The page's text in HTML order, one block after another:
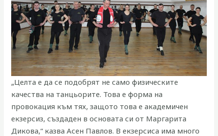
„Целта е да се подобрят не само физическите
качества на танцьорите. Това е форма на
провокация към тях, защото това е академичен
екзерсиз, създаден в основата си от Маргарита
Дикова,“ казва Асен Павлов. В екзерсиса има много